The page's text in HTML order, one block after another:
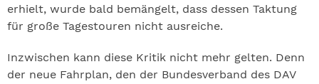
erhielt, wurde bald bemängelt, dass dessen Taktung
für große Tagestouren nicht ausreiche.
Inzwischen kann diese Kritik nicht mehr gelten. Denn
der neue Fahrplan, den der Bundesverband des DAV